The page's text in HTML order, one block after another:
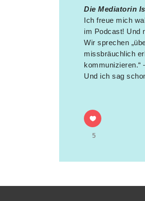
Die Mediatorin
Ich freue mich
im Podcast! Und
Wir sprechen
missbräuchlich
kommunizieren.“
Und ich sag
5